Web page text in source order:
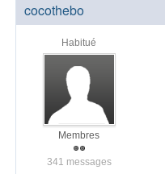
cocothebo
Habitué
Membres
341 messages